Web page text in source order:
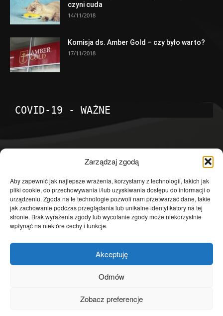
Zarządzaj zgodą
Aby zapewnić jak najlepsze wrażenia, korzystamy z technologii, takich jak
pliki cookie, do przechowywania i/lub uzyskiwania dostępu do informacji o
urządzeniu. Zgoda na te technologie pozwoli nam przetwarzać dane, takie
jak zachowanie podczas przeglądania lub unikalne identyfikatory na tej
stronie. Brak wyrażenia zgody lub wycofanie zgody może niekorzystnie
wpłynąć na niektóre cechy i funkcje.
Akceptuję
Odmów
Zobacz preferencje
czyni cuda
14/11/2018
Komisja ds. Amber Gold – czy było warto?
17/11/2018
COVID-19 - WAŻNE
Temat dnia
4601
Publicystyka
4363
Polityka
3639
Polska
Społeczeństwo
2823